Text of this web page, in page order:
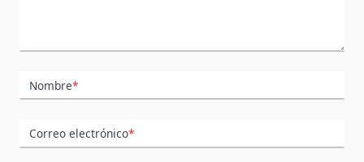
Nombre*
Correo electrónico*